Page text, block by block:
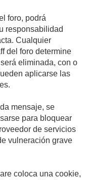
foro, podrá
responsabilidad
Cualquier
del foro determine
eliminada, con o
aplicarse las
mensaje, se
para bloquear
de servicios
vulneración grave
coloca una cookie,